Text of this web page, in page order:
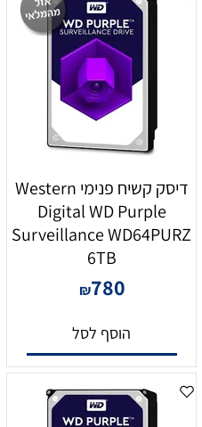
דיסק קשיח פנימי Western
Digital WD Purple
Surveillance WD64PURZ
6TB
₪780
הוסף לסל